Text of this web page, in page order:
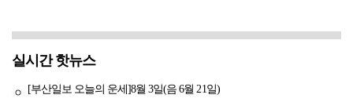
실시간 핫뉴스
[부산일보 오늘의 운세]8월 3일(음 6월 21일)